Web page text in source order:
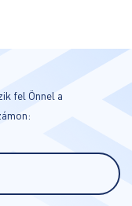
fel Önnel a